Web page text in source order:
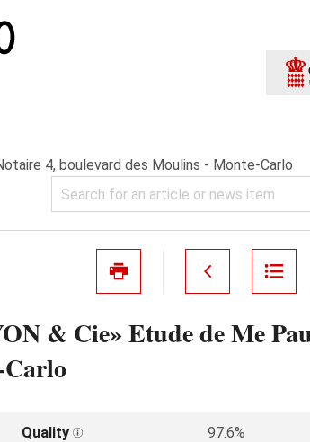
4, boulevard des Moulins - Monte-Carlo
& Cie» Etude de Me
Quality
97.6%